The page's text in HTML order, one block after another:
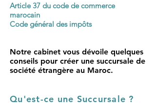
Article 37 du code de commerce
marocain
Code général des impôts
Notre cabinet vous dévoile quelques
conseils pour créer une succursale de
société étrangère au Maroc.
Qu'est-ce une Succursale ?